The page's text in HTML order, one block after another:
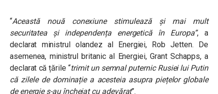
“Această nouă conexiune stimulează și mai mult
securitatea și independența energetică în Europa”, a
declarat ministrul olandez al Energiei, Rob Jetten. De
asemenea, ministrul britanic al Energiei, Grant Schapps, a
declarat că țările“trimit un semnal puternic Rusiei lui Putin
că zilele de dominație a acesteia asupra piețelor globale
de energie s-au încheiat cu adevărat”.